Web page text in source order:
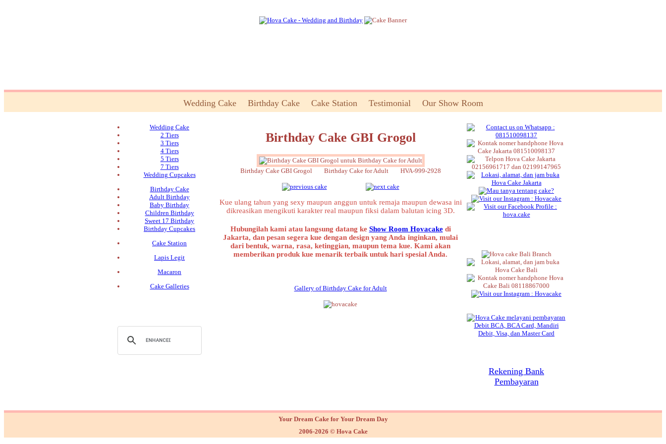
Wedding Cake Birthday Cake Cake Station Testimonial Our Show Room
Wedding Cake
2 Tiers
3 Tiers
4 Tiers
5 Tiers
7 Tiers
Wedding Cupcakes
Birthday Cake
Adult Birthday
Baby Birthday
Children Birthday
Sweet 17 Birthday
Birthday Cupcakes
Cake Station
Lapis Legit
Macaron
Cake Galleries
Birthday Cake GBI Grogol
Birthday Cake GBI Grogol Birthday Cake for Adult HVA-999-2928
Kue ulang tahun yang sexy maupun anggun untuk remaja maupun dewasa ini
dikreasikan mengikuti karakter real maupun fiksi dalam balutan icing 3D.
Hubungilah kami atau langsung datang ke Show Room Hovacakedi
Jakarta, dan pesan segera kue dengan design yang Anda inginkan, mulai
dari bentuk, warna, rasa, ketinggian, maupun tema kue. Kami akan
memberikan produk kue menarik terbaik untuk hari spesial Anda.
Gallery of Birthday Cake for Adult
Rekening Bank
Pembayaran
Your Dream Cake for Your Dream Day
2006-2026 © Hova Cake